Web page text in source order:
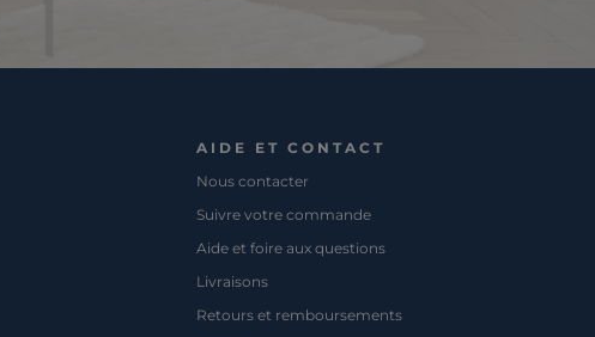
AIDE ET CONTACT
Nous contacter
Suivre votre commande
Aide et foire aux questions
Livraisons
Retours et remboursements